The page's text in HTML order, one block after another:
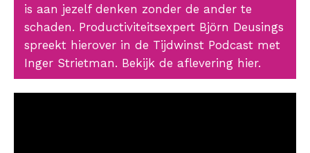
is aan jezelf denken zonder de ander te
schaden. Productiviteitsexpert Björn Deusings
spreekt hierover in de Tijdwinst Podcast met
Inger Strietman. Bekijk de aflevering hier.